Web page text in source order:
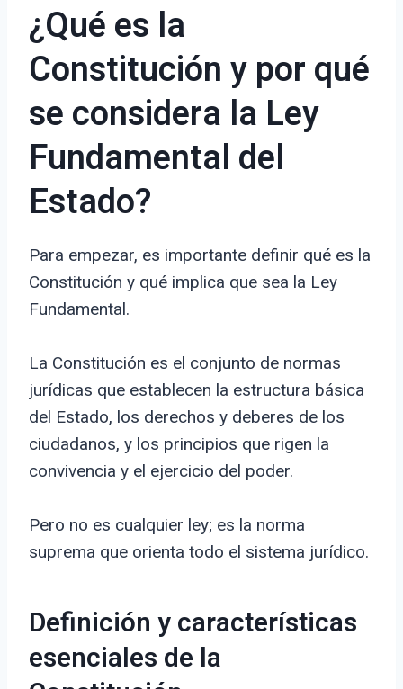
¿Qué es la
Constitución y por qué
se considera la Ley
Fundamental del
Estado?
Para empezar, es importante definir qué es la
Constitución y qué implica que sea la Ley
Fundamental.
La Constitución es el conjunto de normas
jurídicas que establecen la estructura básica
del Estado, los derechos y deberes de los
ciudadanos, y los principios que rigen la
convivencia y el ejercicio del poder.
Pero no es cualquier ley; es la norma
suprema que orienta todo el sistema jurídico.
Definición y características
esenciales de la